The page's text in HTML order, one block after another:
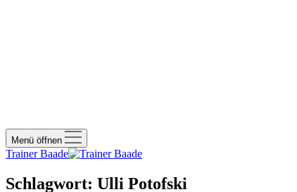
Menü öffnen
Trainer Baade
Schlagwort: Ulli Potofski